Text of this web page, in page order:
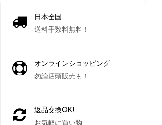
日本全国
送料手数料無料！
オンラインショッピング
勿論店頭販売も！
返品交換OK!
お気軽に買い物